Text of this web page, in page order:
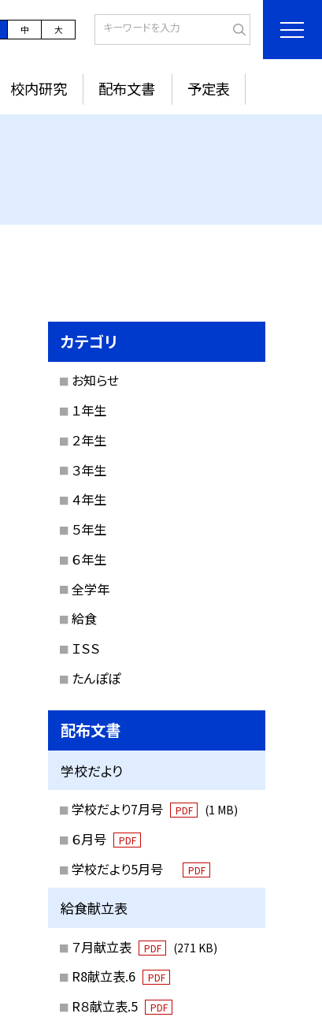
中 大
校内研究 配布文書 予定表
カテゴリ
お知らせ
１年生
２年生
３年生
４年生
５年生
６年生
全学年
給食
ＩＳＳ
たんぽぽ
配布文書
学校だより
学校だより7月号 PDF (1 MB)
６月号 PDF
学校だより5月号 PDF
給食献立表
７月献立表 PDF (271 KB)
R8献立表.6 PDF
R８献立表.5 PDF